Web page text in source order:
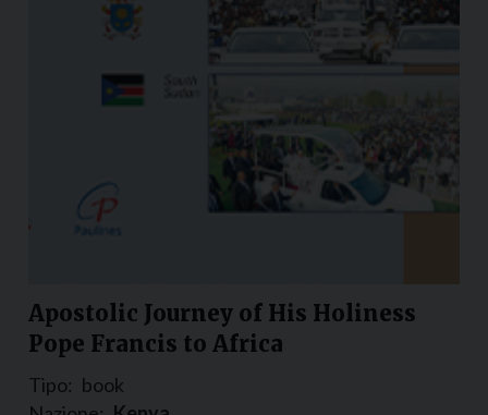
Apostolic Journey of His Holiness
Pope Francis to Africa
Tipo: book